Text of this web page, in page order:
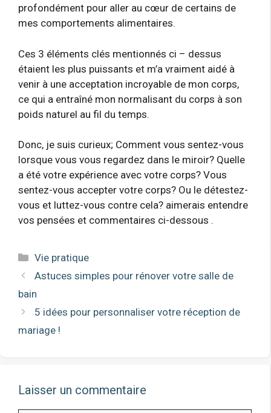
profondément pour aller au cœur de certains de
mes comportements alimentaires.
Ces 3 éléments clés mentionnés ci – dessus
étaient les plus puissants et m’a vraiment aidé à
venir à une acceptation incroyable de mon corps,
ce qui a entraîné mon normalisant du corps à son
poids naturel au fil du temps.
Donc, je suis curieux; Comment vous sentez-vous
lorsque vous vous regardez dans le miroir? Quelle
a été votre expérience avec votre corps? Vous
sentez-vous accepter votre corps? Ou le détestez-
vous et luttez-vous contre cela? aimerais entendre
vos pensées et commentaires ci-dessous .
Catégories
Vie pratique
Astuces simples pour rénover votre salle de
bain
5 idées pour personnaliser votre réception de
mariage !
Laisser un commentaire